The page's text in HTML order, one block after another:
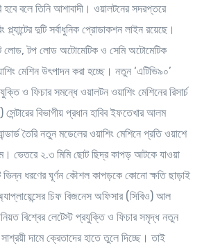
হবে বলে তিনি আশাবাদী। ওয়ালটনের সদরপ্তরে
প্ল্যান্টের দুটি সর্বাধুনিক প্রোডাকশন লাইন রয়েছে।
লোড, টপ লোড অটোমেটিক ও সেমি অটোমেটিক
মেশিন উৎপাদন করা হচ্ছে। নতুন ‘এটিভি৯০’
ও ফিচার সমন্ধে ওয়ালটন ওয়াশিং মেশিনের রিসার্চ
বিভাগীয় প্রধান হাবিব ইফতেখার আলম
তৈরি নতুন মডেলের ওয়াশিং মেশিনে প্রতি ওয়াশে
ভেতরে ২.৩ মিমি ছোট ছিদ্র কাপড় আটকে যাওয়া
ভিন্ন ধরণের ঘূর্ণন কৌশল কাপড়কে কোনো ক্ষতি ছাড়াই
চিফ বিজনেস অফিসার (সিবিও) আল
বিশ্বের লেটেস্ট প্রযুক্তি ও ফিচার সমৃদ্ধ নতুন
দামে ক্রেতাদের হাতে তুলে দিচ্ছে। তাই